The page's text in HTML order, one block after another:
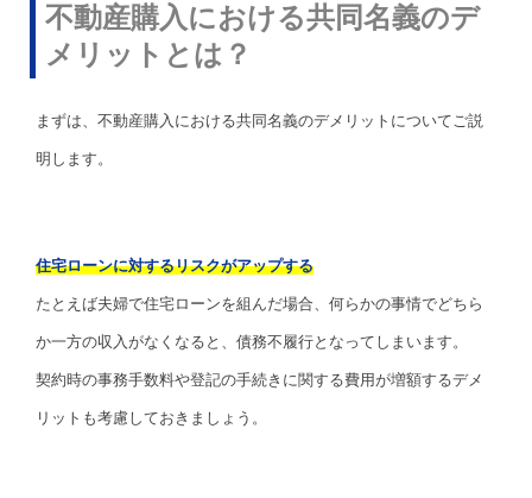
不動産購入における共同名義のデ
メリットとは？
まずは、不動産購入における共同名義のデメリットについてご説
明します。
住宅ローンに対するリスクがアップする
たとえば夫婦で住宅ローンを組んだ場合、何らかの事情でどちら
か一方の収入がなくなると、債務不履行となってしまいます。
契約時の事務手数料や登記の手続きに関する費用が増額するデメ
リットも考慮しておきましょう。